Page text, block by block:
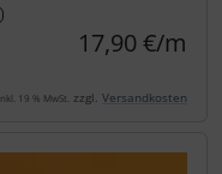
17,90 €/m
inkl. 19 % MwSt. zzgl. Versandkosten